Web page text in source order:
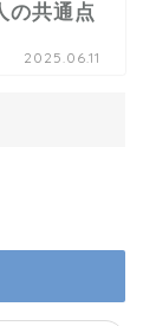
の共通点
2025.06.11